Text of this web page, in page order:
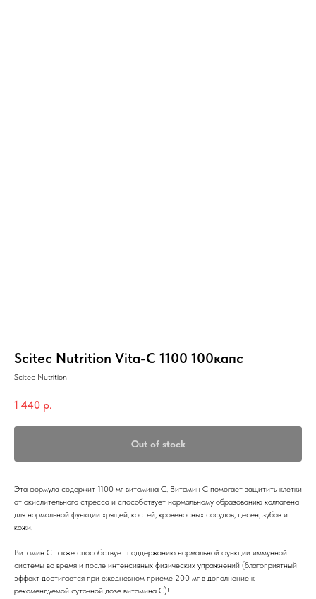
Scitec Nutrition Vita-C 1100 100капс
Scitec Nutrition
1 440 р.
Out of stock
Эта формула содержит 1100 мг витамина С. Витамин С помогает защитить клетки
от окислительного стресса и способствует нормальному образованию коллагена
для нормальной функции хрящей, костей, кровеносных сосудов, десен, зубов и
кожи.
Витамин С также способствует поддержанию нормальной функции иммунной
системы во время и после интенсивных физических упражнений (благоприятный
эффект достигается при ежедневном приеме 200 мг в дополнение к
рекомендуемой суточной дозе витамина С)!